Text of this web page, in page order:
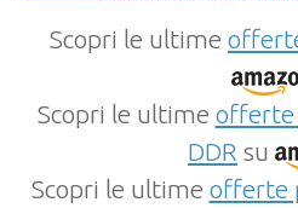
Scopri le ultime
Scopri le ultime offerte
DDR su
Scopri le ultime offerte